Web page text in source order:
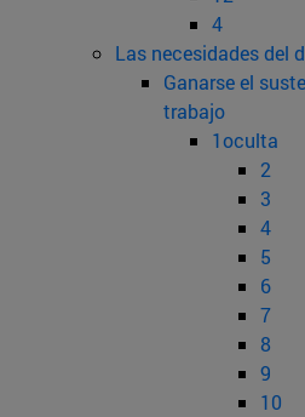
4
Las necesidades del
Ganarse el
trabajo
1oculta
2
3
4
5
6
7
8
9
10